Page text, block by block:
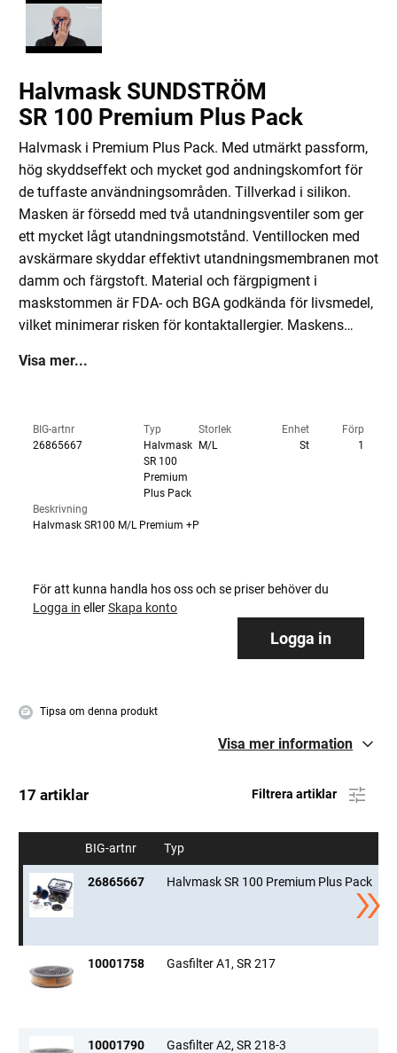
Halvmask SUNDSTRÖM
SR 100 Premium Plus Pack
Halvmask i Premium Plus Pack. Med utmärkt passform,
hög skyddseffekt och mycket god andningskomfort för
de tuffaste användningsområden. Tillverkad i silikon.
Masken är försedd med två utandningsventiler som ger
ett mycket lågt utandningsmotstånd. Ventillocken med
avskärmare skyddar effektivt utandningsmembranen mot
damm och färgstoft. Material och färgpigment i
maskstommen är FDA- och BGA godkända för livsmedel,
vilket minimerar risken för kontaktallergier. Maskens
slinga och har en stor skålad hjässplatta, vilket bidrar till
filtersortiment eller i kombination med trycklufttillsats SR
307, som då utgör en andningsapparat med kontinuerligt
flöde för anslutning till tryckluft.
Innehåll: Halvmask (stl M/L), 1 st partikelfilter SR 510 P3
R, 1 st gasfilter SR 297 ABEK1, 5 st förfilter,
Användningstemperatur:-10°C - +55°C
Tilldelad skyddsfaktor:20
48 (P3), 50 (GasX P3), 48 (GasX
Godkänd/Certifierad enligt:
Visa mer...
BIG-artnr
26865667
Typ
Halvmask
SR 100
Premium
Plus Pack
Storlek
M/L
Enhet
St
Förp
1
Beskrivning
Halvmask SR100 M/L Premium +P
För att kunna handla hos oss och se priser behöver du
Logga in ellerSkapa konto
Logga in
Tipsa om denna produkt
Visa mer information
17 artiklar Filtrera artiklar
BIG-artnr Typ
26865667 Halvmask SR 100 Premium Plus Pack
10001758 Gasfilter A1, SR 217
10001790 Gasfilter A2, SR 218-3